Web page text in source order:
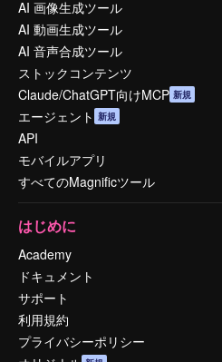
AI 画像生成ツール
AI 動画生成ツール
AI 音声合成ツール
ストックコンテンツ
Claude/ChatGPT向けMCP 新規
エージェント 新規
API
モバイルアプリ
すべてのMagnificツール
はじめに
Academy
ドキュメント
サポート
利用規約
プライバシーポリシー